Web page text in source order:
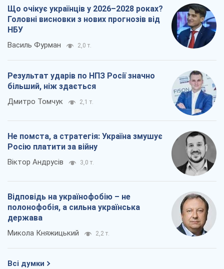
Що очікує українців у 2026–2028 роках?
Головні висновки з нових прогнозів від
НБУ
Василь Фурман 2,0 т.
Результат ударів по НПЗ Росії значно
більший, ніж здається
Дмитро Томчук 2,1 т.
Не помста, а стратегія: Україна змушує
Росію платити за війну
Віктор Андрусів 3,0 т.
Відповідь на українофобію – не
полонофобія, а сильна українська
держава
Микола Княжицький 2,2 т.
Всі думки